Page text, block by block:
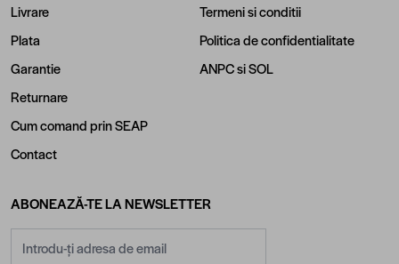
Livrare
Plata
Garantie
Returnare
Cum comand prin SEAP
Contact
Termeni si conditii
Politica de confidentialitate
ANPCsiSOL
ABONEAZĂ-TE LA NEWSLETTER